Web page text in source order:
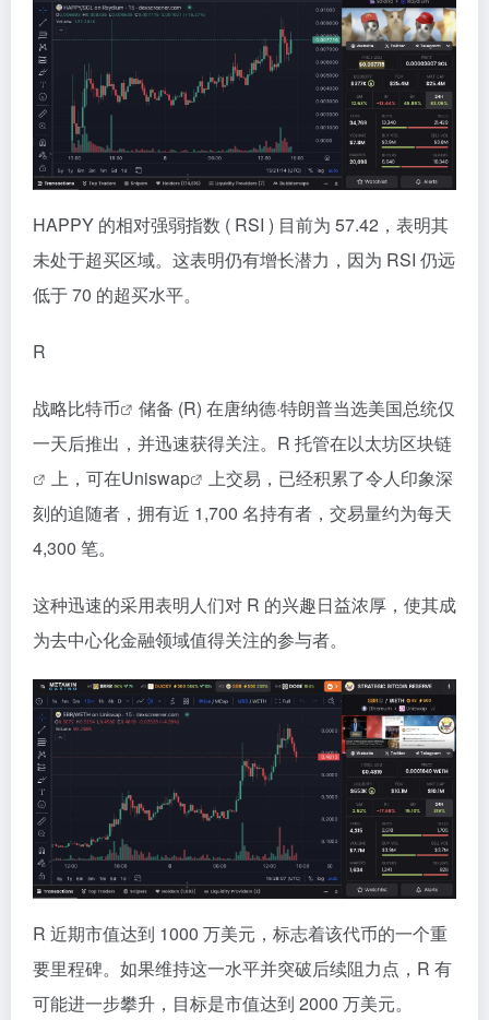
HAPPY 的相对强弱指数 ( RSI ) 目前为 57.42，表明其
未处于超买区域。这表明仍有增长潜力，因为 RSI 仍远
低于 70 的超买水平。
R
战略比特币
储备 (R) 在唐纳德·特朗普当选美国总统仅
一天后推出，并迅速获得关注。R 托管在以太坊区块链
上，可在Uniswap
上交易，已经积累了令人印象深
刻的追随者，拥有近 1,700 名持有者，交易量约为每天
4,300 笔。
这种迅速的采用表明人们对 R 的兴趣日益浓厚，使其成
为去中心化金融领域值得关注的参与者。
R 近期市值达到 1000 万美元，标志着该代币的一个重
要里程碑。如果维持这一水平并突破后续阻力点，R 有
可能进一步攀升，目标是市值达到 2000 万美元。